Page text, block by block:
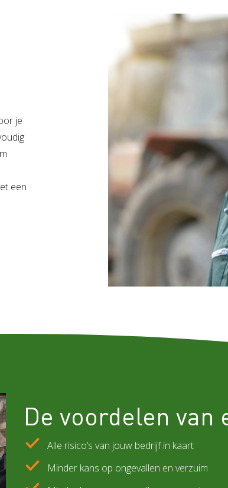
je
een
De voordelen van
Alle risico’s van jouw bedrijf in kaart
Minder kans op ongevallen en verzuim